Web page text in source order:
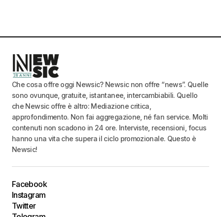
Che cosa offre oggi Newsic? Newsic non offre “news”. Quelle
sono ovunque, gratuite, istantanee, intercambiabili. Quello
che Newsic offre è altro: Mediazione critica,
approfondimento. Non fai aggregazione, né fan service. Molti
contenuti non scadono in 24 ore. Interviste, recensioni, focus
hanno una vita che supera il ciclo promozionale. Questo è
Newsic!
Facebook
Instagram
Twitter